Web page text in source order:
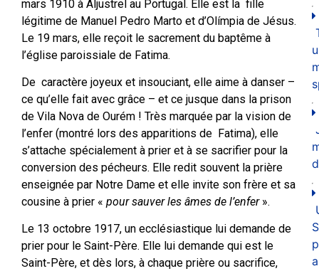
mars 1910 à Aljustrel au Portugal. Elle est la fille
légitime de Manuel Pedro Marto et d’Olímpia de Jésus.
Le 19 mars, elle reçoit le sacrement du baptême à
l’église paroissiale de Fatima.
De caractère joyeux et insouciant, elle aime à danser –
ce qu’elle fait avec grâce – et ce jusque dans la prison
de Vila Nova de Ourém ! Très marquée par la vision de
l’enfer (montré lors des apparitions de Fatima), elle
s’attache spécialement à prier et à se sacrifier pour la
conversion des pécheurs. Elle redit souvent la prière
enseignée par Notre Dame et elle invite son frère et sa
cousine à prier « pour sauver les âmes de l’enfer ».
Le 13 octobre 1917, un ecclésiastique lui demande de
prier pour le Saint-Père. Elle lui demande qui est le
Saint-Père, et dès lors, à chaque prière ou sacrifice,